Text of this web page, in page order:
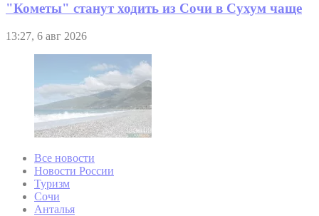
"Кометы" станут ходить из Сочи в Сухум чаще
13:27, 6 авг 2026
Все новости
Новости России
Туризм
Сочи
Анталья